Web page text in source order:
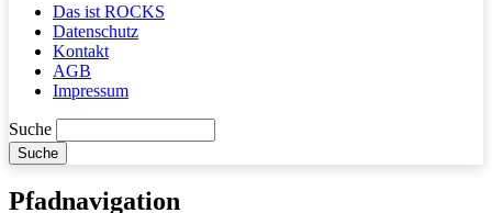
Das ist ROCKS
Datenschutz
Kontakt
AGB
Impressum
Suche
Pfadnavigation